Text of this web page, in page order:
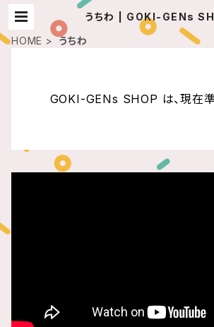
うちわ | GOKI-GENs
HOME
うちわ
GOKI-GENs SHOP は、現在準